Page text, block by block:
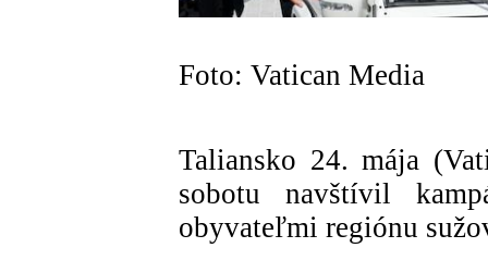
Foto: Vatican Media
Taliansko 24. mája
sobotu navštívil
obyvateľmi regiónu